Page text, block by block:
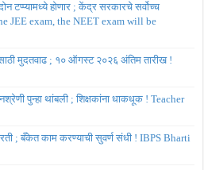
टप्प्यामध्ये होणार ; केंद्र सरकारचे सर्वोच्च
JEE exam, the NEET exam will be
मुदतवाढ ; १० ऑगस्ट २०२६ अंतिम तारीख !
पुन्हा थांबली ; शिक्षकांना धाकधूक ! Teacher
; बँकेत काम करण्याची सुवर्ण संधी ! IBPS Bharti